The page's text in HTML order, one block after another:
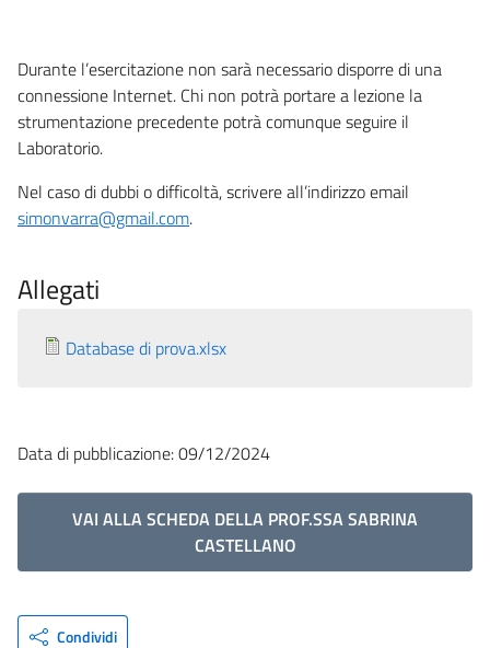
Durante l’esercitazione non sarà necessario disporre di una
connessione Internet. Chi non potrà portare a lezione la
strumentazione precedente potrà comunque seguire il
Laboratorio.
Nel caso di dubbi o difficoltà, scrivere all’indirizzo email
simonvarra@gmail.com.
Allegati
Database di prova.xlsx
Data di pubblicazione: 09/12/2024
VAI ALLA SCHEDA DELLA PROF.SSA SABRINA
CASTELLANO
Condividi